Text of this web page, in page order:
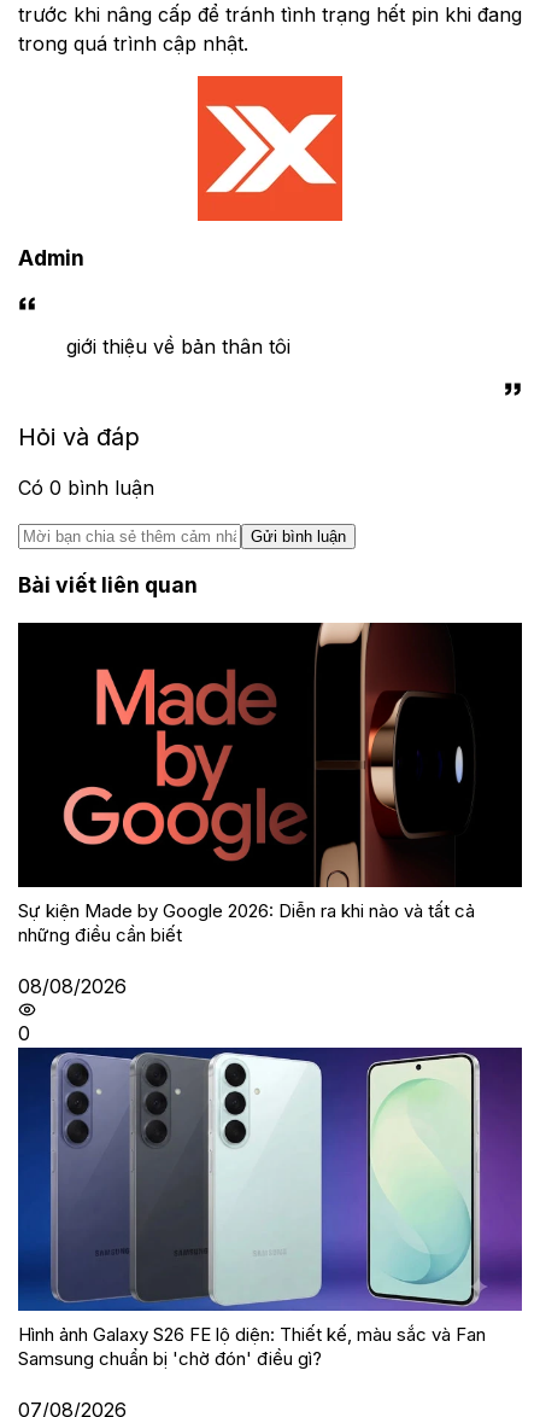
trước khi nâng cấp để tránh tình trạng hết pin khi đang
trong quá trình cập nhật.
Admin
giới thiệu về bản thân tôi
Hỏi và đáp
Có 0 bình luận
Gửi bình luận
Bài viết liên quan
Sự kiện Made by Google 2026: Diễn ra khi nào và tất cả
những điều cần biết
08/08/2026
0
Hình ảnh Galaxy S26 FE lộ diện: Thiết kế, màu sắc và Fan
Samsung chuẩn bị 'chờ đón' điều gì?
07/08/2026